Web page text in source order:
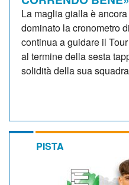
La maglia gialla è
dominato la cronometro
continua a guidare il
al termine della sesta
solidità della sua
PISTA